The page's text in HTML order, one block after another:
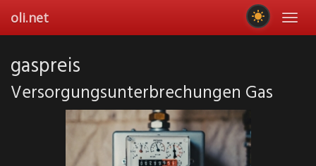
main
oli.net
gaspreis
Ver­sor­gungs­un­ter­bre­chun­gen Gas